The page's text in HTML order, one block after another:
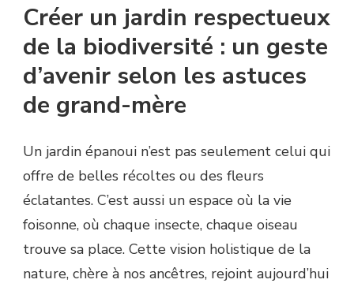
Créer un jardin respectueux
de la biodiversité : un geste
d’avenir selon les astuces
de grand-mère
Un jardin épanoui n’est pas seulement celui qui
offre de belles récoltes ou des fleurs
éclatantes. C’est aussi un espace où la vie
foisonne, où chaque insecte, chaque oiseau
trouve sa place. Cette vision holistique de la
nature, chère à nos ancêtres, rejoint aujourd’hui